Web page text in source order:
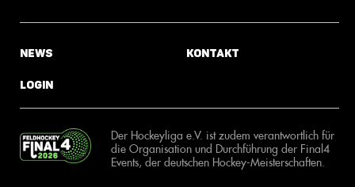
News
Login
Kontakt
Der Hockeyliga e.V. ist zudem verantwortlich für
die Organisation und Durchführung der Final4
Events, der deutschen Hockey-Meisterschaften.